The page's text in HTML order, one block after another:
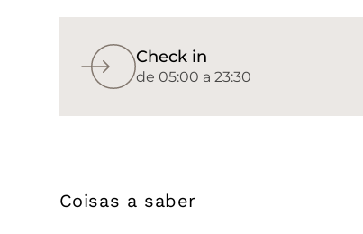
Check in
de 05:00 a 23:30
Coisas a saber